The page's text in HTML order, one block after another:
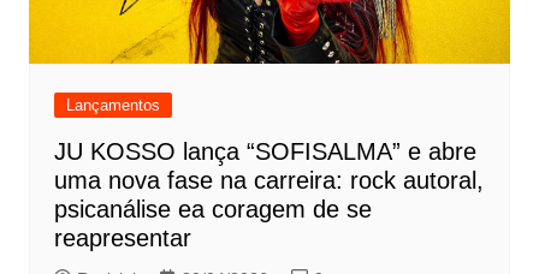
Lançamentos
JU KOSSO lança “SOFISALMA” e abre
uma nova fase na carreira: rock autoral,
psicanálise ea coragem de se
reapresentar